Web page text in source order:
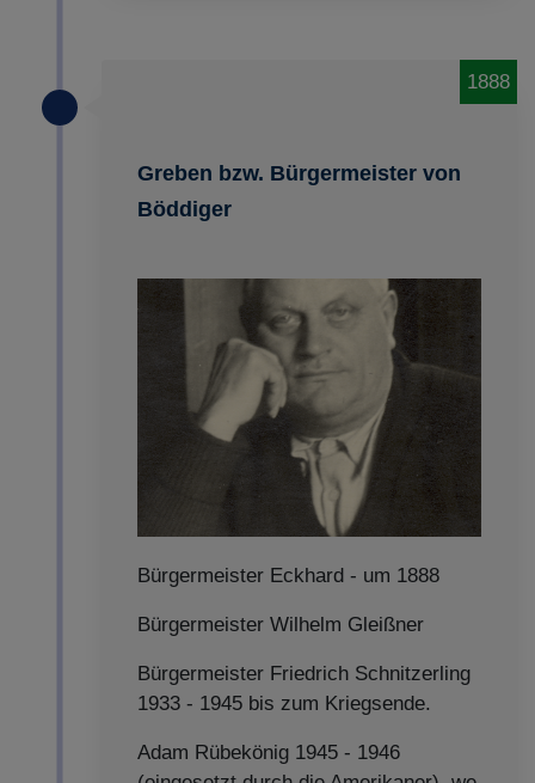
Greben bzw. Bürgermeister von
Böddiger
1888
Bürgermeister Eckhard - um 1888
Bürgermeister Wilhelm Gleißner
Bürgermeister Friedrich Schnitzerling
1933 - 1945 bis zum Kriegsende.
Adam Rübekönig 1945 - 1946